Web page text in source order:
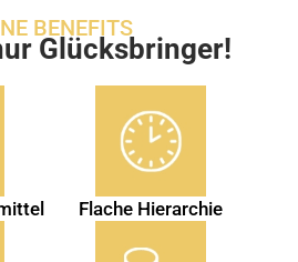
BENEFITS
Glücksbringer!
Flache Hierarchie